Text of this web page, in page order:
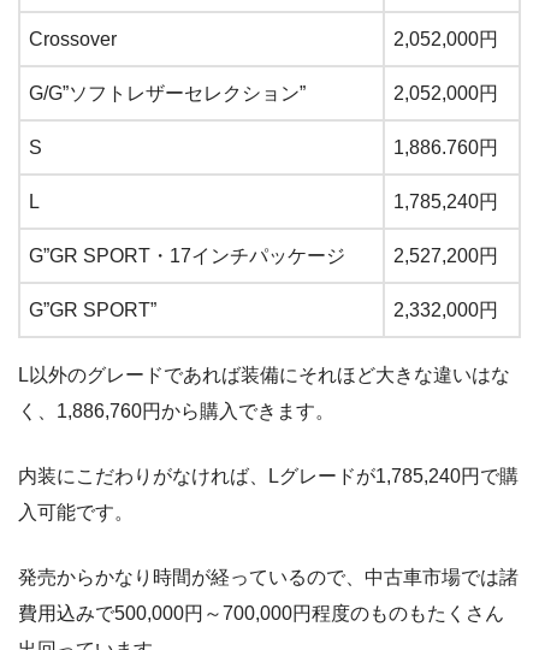
Crossover 2,052,000円
G/G”ソフトレザーセレクション” 2,052,000円
S 1,886.760円
L 1,785,240円
G”GR SPORT・17インチパッケージ 2,527,200円
G”GR SPORT” 2,332,000円
L以外のグレードであれば装備にそれほど大きな違いはな
く、1,886,760円から購入できます。
内装にこだわりがなければ、Lグレードが1,785,240円で購
入可能です。
発売からかなり時間が経っているので、中古車市場では諸
費用込みで500,000円～700,000円程度のものもたくさん